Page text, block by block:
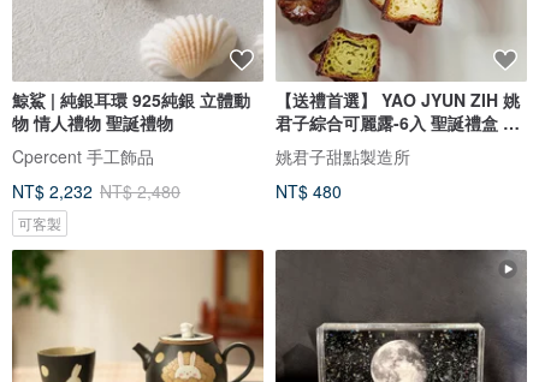
鯨鯊 | 純銀耳環 925純銀 立體動
物 情人禮物 聖誕禮物
Cpercent 手工飾品
NT$ 2,232 NT$ 2,480
可客製
【送禮首選】 YAO JYUN ZIH 姚
君子綜合可麗露-6入 聖誕禮盒 甜
點
姚君子甜點製造所
NT$ 480